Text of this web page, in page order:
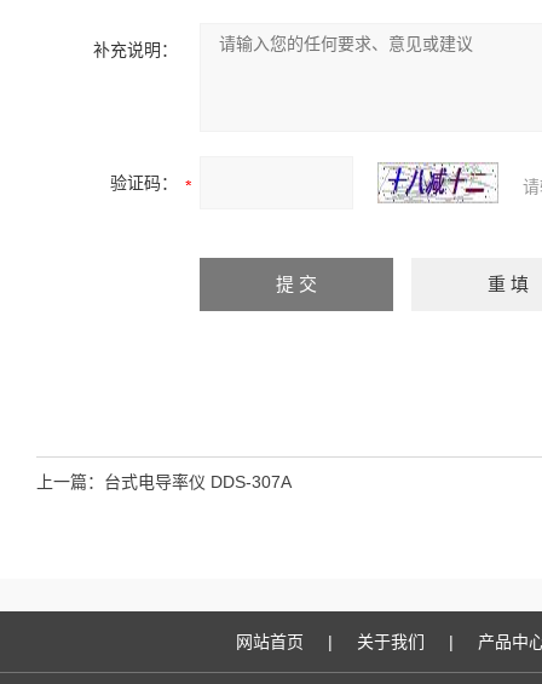
补充说明：
验证码：
上一篇： 台式电导率仪 DDS-307A
网站首页 | 关于我们 | 产品中